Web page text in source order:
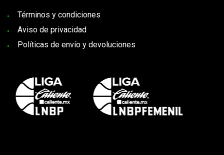
Términos y condiciones
Aviso de privacidad
Políticas de envío y devoluciones